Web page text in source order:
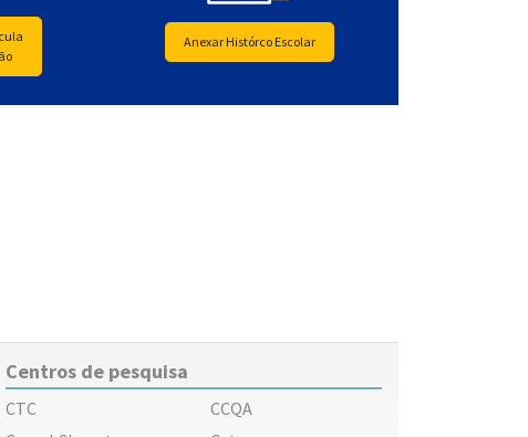
Anexar Histórco Escolar
Centros de pesquisa
CTC
CCQA